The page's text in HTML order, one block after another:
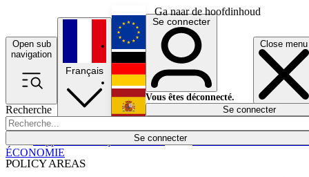
Ga naar de hoofdinhoud
Open sub
navigation
Close menu
Recherche
Se connecter
POLICY AREAS
Économie
Français
English
Deutsch
Español
Se connecter
Vous êtes déconnecté.
Se connecter
ÉCONOMIE